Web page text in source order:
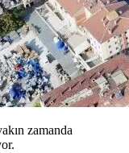
zamanda